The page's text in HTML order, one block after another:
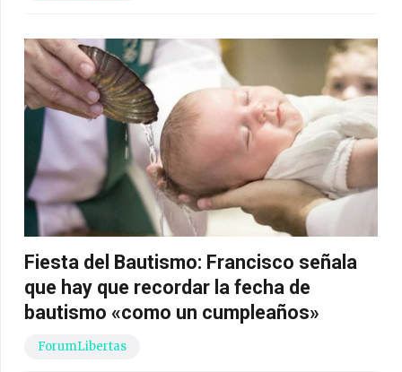
Fiesta del Bautismo: Francisco señala
que hay que recordar la fecha de
bautismo «como un cumpleaños»
ForumLibertas